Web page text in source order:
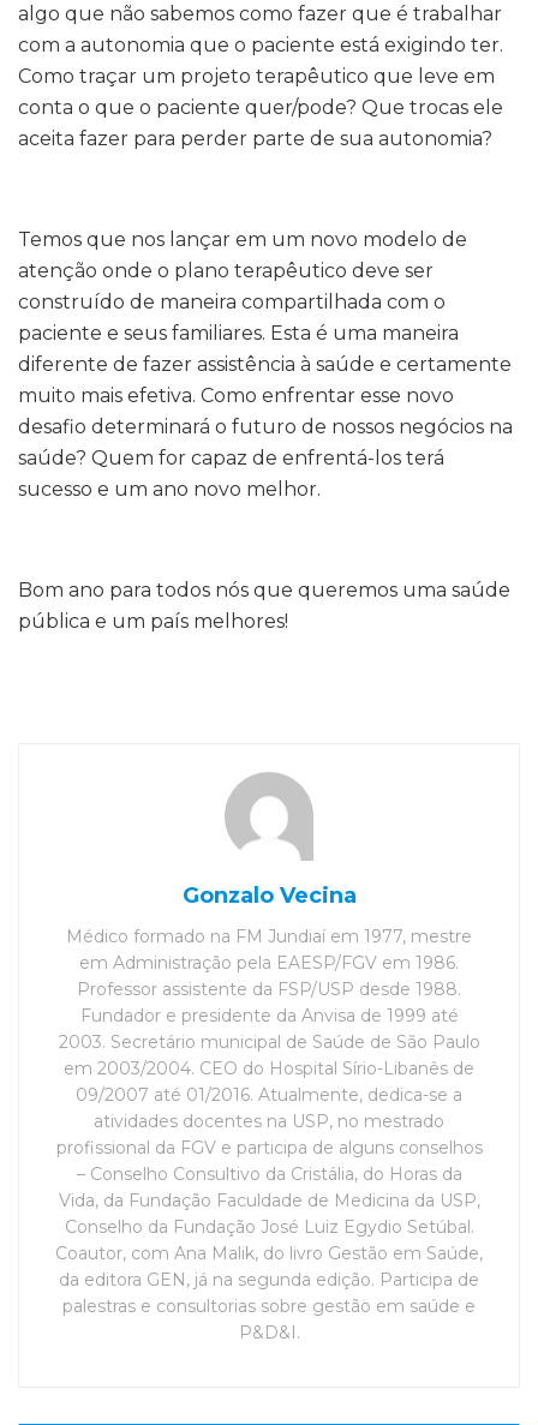
algo que não sabemos como fazer que é trabalhar
com a autonomia que o paciente está exigindo ter.
Como traçar um projeto terapêutico que leve em
conta o que o paciente quer/pode? Que trocas ele
aceita fazer para perder parte de sua autonomia?
Temos que nos lançar em um novo modelo de
atenção onde o plano terapêutico deve ser
construído de maneira compartilhada com o
paciente e seus familiares. Esta é uma maneira
diferente de fazer assistência à saúde e certamente
muito mais efetiva. Como enfrentar esse novo
desafio determinará o futuro de nossos negócios na
saúde? Quem for capaz de enfrentá-los terá
sucesso e um ano novo melhor.
Bom ano para todos nós que queremos uma saúde
pública e um país melhores!
Gonzalo Vecina
Médico formado na FM Jundiaí em 1977, mestre
em Administração pela EAESP/FGV em 1986.
Professor assistente da FSP/USP desde 1988.
Fundador e presidente da Anvisa de 1999 até
2003. Secretário municipal de Saúde de São Paulo
em 2003/2004. CEO do Hospital Sírio-Libanês de
09/2007 até 01/2016. Atualmente, dedica-se a
atividades docentes na USP, no mestrado
profissional da FGV e participa de alguns conselhos
– Conselho Consultivo da Cristália, do Horas da
Vida, da Fundação Faculdade de Medicina da USP,
Conselho da Fundação José Luiz Egydio Setúbal.
Coautor, com Ana Malik, do livro Gestão em Saúde,
da editora GEN, já na segunda edição. Participa de
palestras e consultorias sobre gestão em saúde e
P&D&I.